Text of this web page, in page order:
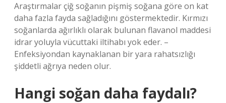
Araştırmalar çiğ soğanın pişmiş soğana göre on kat
daha fazla fayda sağladığını göstermektedir. Kırmızı
soğanlarda ağırlıklı olarak bulunan flavanol maddesi
idrar yoluyla vücuttaki iltihabı yok eder. –
Enfeksiyondan kaynaklanan bir yara rahatsızlığı
şiddetli ağrıya neden olur.
Hangi soğan daha faydalı?